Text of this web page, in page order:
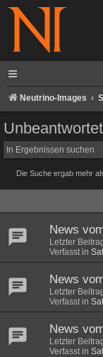
Neutrino-Images
Die Suche ergab mehr
News
Letzter
Verfasst in
News
Letzter
Verfasst in
News
Letzter
Verfasst in